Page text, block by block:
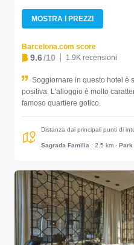
MOSTRA I PREZZI
Barcelona.com score
9.6/10 1.9K recensioni
Soggiornare in questo hotel è
positiva. L'alloggio è molto
famoso quartiere gotico.
Distanza dai principali punti di
Sagrada Familia : 2.5 km - Park